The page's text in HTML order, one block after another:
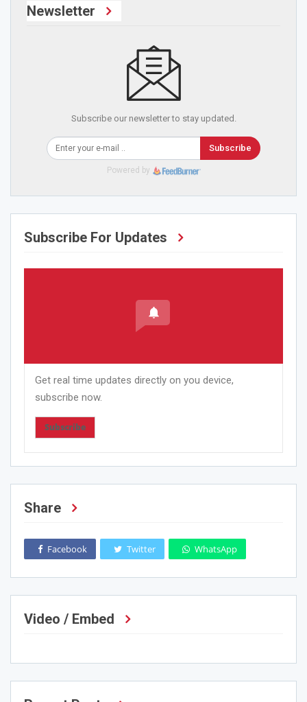
Newsletter
Subscribe our newsletter to stay updated.
Subscribe
Powered by
Subscribe For Updates
Get real time updates directly on you device,
subscribe now.
Subscribe
Share
Facebook Twitter WhatsApp
Video / Embed